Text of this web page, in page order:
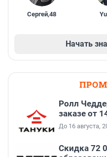
Сергей,48
Начать
Ролл
заказе от
До 16 августа,
Скидка 72